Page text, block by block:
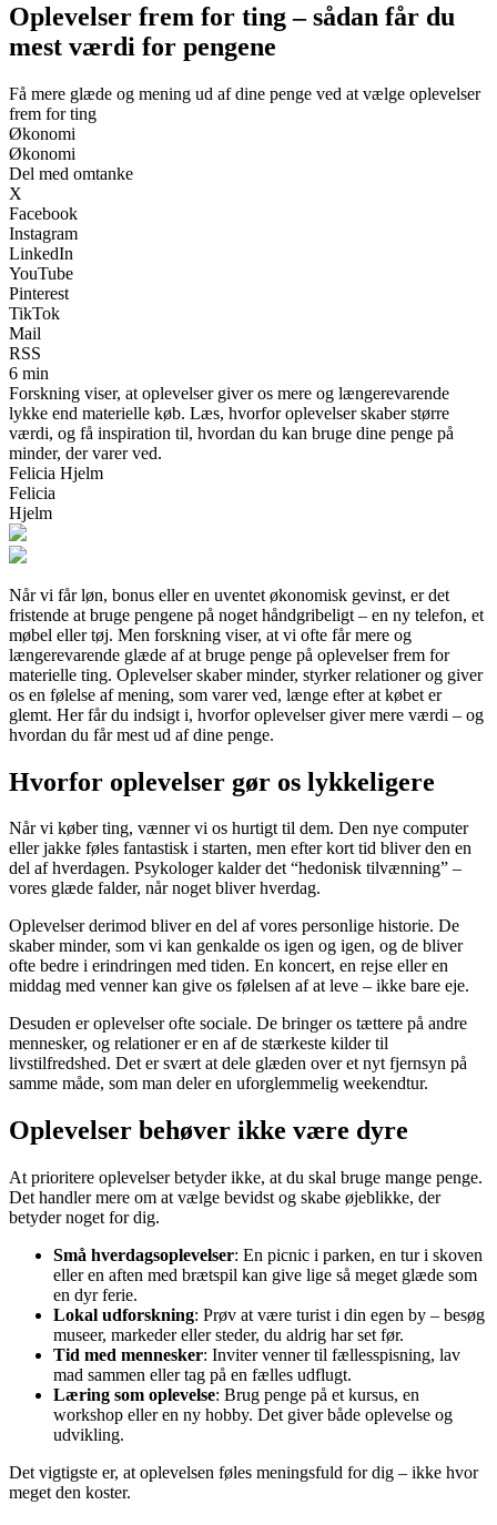
Oplevelser frem for ting – sådan får du
mest værdi for pengene
Få mere glæde og mening ud af dine penge ved at vælge oplevelser
frem for ting
Økonomi
Økonomi
Del med omtanke
X
Facebook
Instagram
LinkedIn
YouTube
Pinterest
TikTok
Mail
RSS
6 min
Forskning viser, at oplevelser giver os mere og længerevarende
lykke end materielle køb. Læs, hvorfor oplevelser skaber større
værdi, og få inspiration til, hvordan du kan bruge dine penge på
minder, der varer ved.
Felicia Hjelm
Felicia
Hjelm
Når vi får løn, bonus eller en uventet økonomisk gevinst, er det
fristende at bruge pengene på noget håndgribeligt – en ny telefon, et
møbel eller tøj. Men forskning viser, at vi ofte får mere og
længerevarende glæde af at bruge penge på oplevelser frem for
materielle ting. Oplevelser skaber minder, styrker relationer og giver
os en følelse af mening, som varer ved, længe efter at købet er
glemt. Her får du indsigt i, hvorfor oplevelser giver mere værdi – og
hvordan du får mest ud af dine penge.
Hvorfor oplevelser gør os lykkeligere
Når vi køber ting, vænner vi os hurtigt til dem. Den nye computer
eller jakke føles fantastisk i starten, men efter kort tid bliver den en
del af hverdagen. Psykologer kalder det “hedonisk tilvænning” –
vores glæde falder, når noget bliver hverdag.
Oplevelser derimod bliver en del af vores personlige historie. De
skaber minder, som vi kan genkalde os igen og igen, og de bliver
ofte bedre i erindringen med tiden. En koncert, en rejse eller en
middag med venner kan give os følelsen af at leve – ikke bare eje.
Desuden er oplevelser ofte sociale. De bringer os tættere på andre
mennesker, og relationer er en af de stærkeste kilder til
livstilfredshed. Det er svært at dele glæden over et nyt fjernsyn på
samme måde, som man deler en uforglemmelig weekendtur.
Oplevelser behøver ikke være dyre
At prioritere oplevelser betyder ikke, at du skal bruge mange penge.
Det handler mere om at vælge bevidst og skabe øjeblikke, der
betyder noget for dig.
Små hverdagsoplevelser: En picnic i parken, en tur i skoven
eller en aften med brætspil kan give lige så meget glæde som
en dyr ferie.
Lokal udforskning: Prøv at være turist i din egen by – besøg
museer, markeder eller steder, du aldrig har set før.
Tid med mennesker: Inviter venner til fællesspisning, lav
mad sammen eller tag på en fælles udflugt.
Læring som oplevelse: Brug penge på et kursus, en
workshop eller en ny hobby. Det giver både oplevelse og
udvikling.
Det vigtigste er, at oplevelsen føles meningsfuld for dig – ikke hvor
meget den koster.